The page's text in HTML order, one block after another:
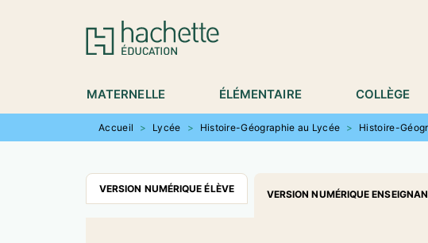
MENU RECHERCHE
MATERNELLE ÉLÉMENTAIRE COLLÈGE
Accueil > Lycée > Histoire-Géographie au Lycée > Histoire-
VERSION NUMÉRIQUE ÉLÈVE VERSION NUMÉRIQUE